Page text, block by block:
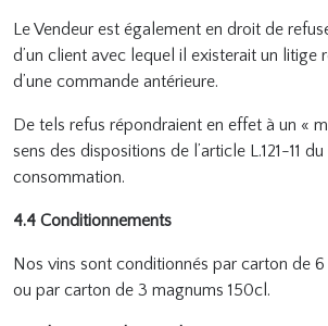
Le Vendeur est également en droit de
d’un client avec lequel il existerait un litige
d’une commande antérieure.
De tels refus répondraient en effet à un «
sens des dispositions de l’article L.121-11
consommation.
4.4 Conditionnements
Nos vins sont conditionnés par carton de
ou par carton de 3 magnums 150cl.